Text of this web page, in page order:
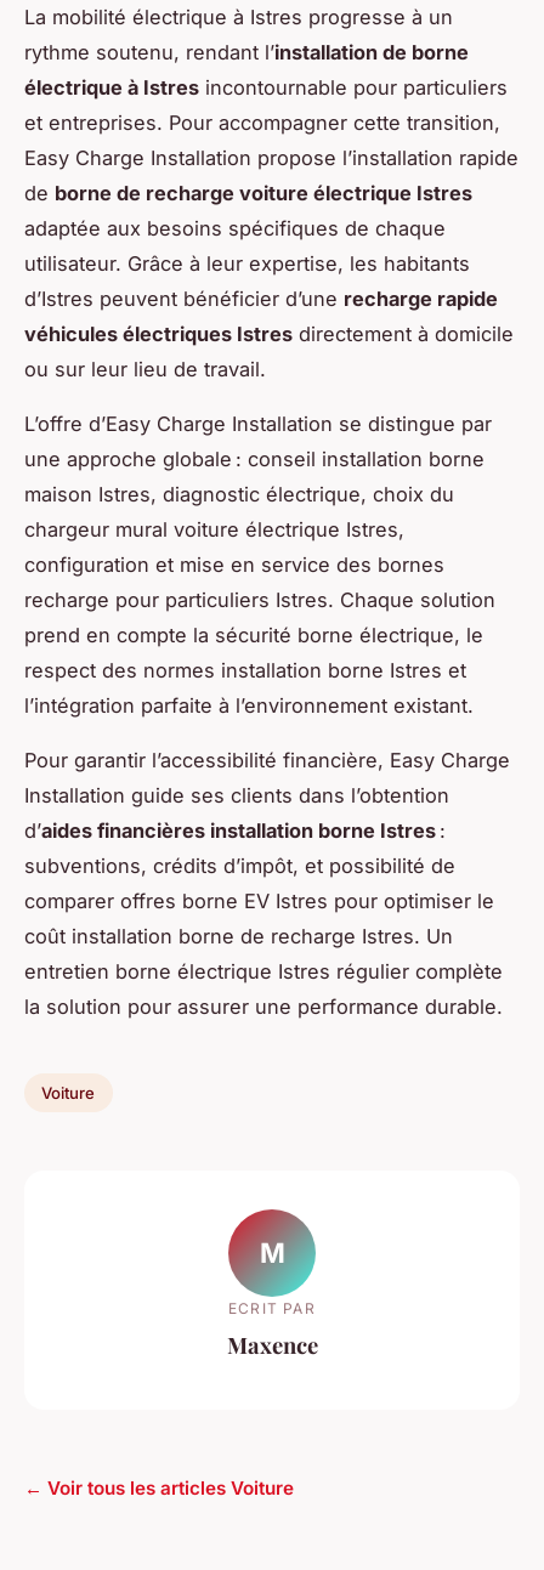
La mobilité électrique à Istres progresse à un
rythme soutenu, rendant l’installation de borne
électrique à Istres incontournable pour particuliers
et entreprises. Pour accompagner cette transition,
Easy Charge Installation propose l’installation rapide
de borne de recharge voiture électrique Istres
adaptée aux besoins spécifiques de chaque
utilisateur. Grâce à leur expertise, les habitants
d’Istres peuvent bénéficier d’une recharge rapide
véhicules électriques Istres directement à domicile
ou sur leur lieu de travail.
L’offre d’Easy Charge Installation se distingue par
une approche globale : conseil installation borne
maison Istres, diagnostic électrique, choix du
chargeur mural voiture électrique Istres,
configuration et mise en service des bornes
recharge pour particuliers Istres. Chaque solution
prend en compte la sécurité borne électrique, le
respect des normes installation borne Istres et
l’intégration parfaite à l’environnement existant.
Pour garantir l’accessibilité financière, Easy Charge
Installation guide ses clients dans l’obtention
d’aides financières installation borne Istres :
subventions, crédits d’impôt, et possibilité de
comparer offres borne EV Istres pour optimiser le
coût installation borne de recharge Istres. Un
entretien borne électrique Istres régulier complète
la solution pour assurer une performance durable.
Voiture
M
ECRIT PAR
Maxence
← Voir tous les articles Voiture